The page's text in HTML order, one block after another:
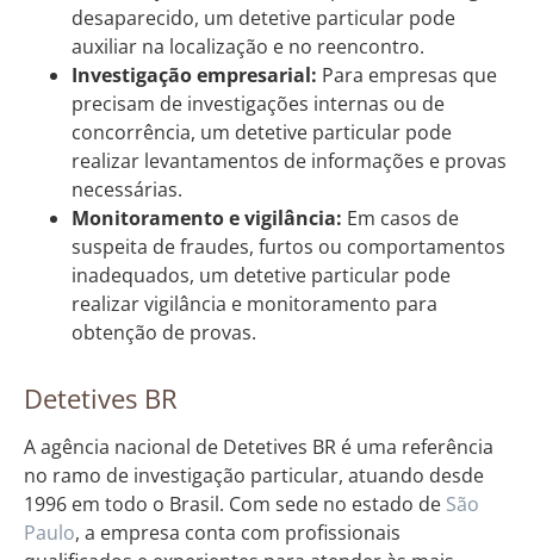
desaparecido, um detetive particular pode
auxiliar na localização e no reencontro.
Investigação empresarial: Para empresas que
precisam de investigações internas ou de
concorrência, um detetive particular pode
realizar levantamentos de informações e provas
necessárias.
Monitoramento e vigilância: Em casos de
suspeita de fraudes, furtos ou comportamentos
inadequados, um detetive particular pode
realizar vigilância e monitoramento para
obtenção de provas.
Detetives BR
A agência nacional de Detetives BR é uma referência
no ramo de investigação particular, atuando desde
1996 em todo o Brasil. Com sede no estado de São
Paulo, a empresa conta com profissionais